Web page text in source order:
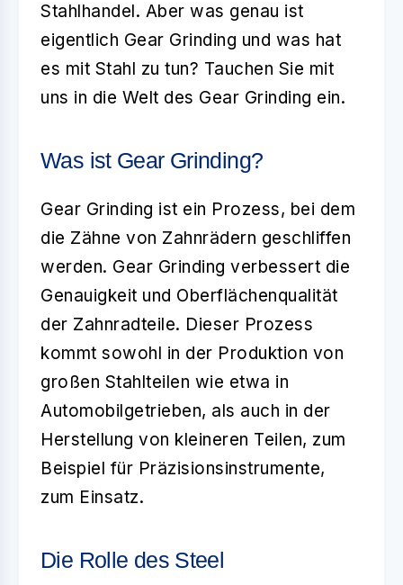
Stahlhandel. Aber was genau ist
eigentlich Gear Grinding und was hat
es mit Stahl zu tun? Tauchen Sie mit
uns in die Welt des Gear Grinding ein.
Was ist Gear Grinding?
Gear Grinding ist ein Prozess, bei dem
die Zähne von Zahnrädern geschliffen
werden. Gear Grinding verbessert die
Genauigkeit und Oberflächenqualität
der Zahnradteile. Dieser Prozess
kommt sowohl in der Produktion von
großen Stahlteilen wie etwa in
Automobilgetrieben, als auch in der
Herstellung von kleineren Teilen, zum
Beispiel für Präzisionsinstrumente,
zum Einsatz.
Die Rolle des Steel